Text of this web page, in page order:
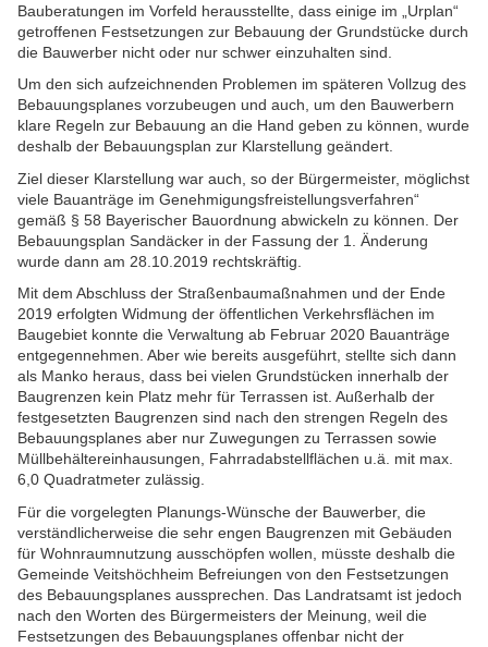
Bauberatungen im Vorfeld herausstellte, dass einige im „Urplan“
getroffenen Festsetzungen zur Bebauung der Grundstücke durch
die Bauwerber nicht oder nur schwer einzuhalten sind.
Um den sich aufzeichnenden Problemen im späteren Vollzug des
Bebauungsplanes vorzubeugen und auch, um den Bauwerbern
klare Regeln zur Bebauung an die Hand geben zu können, wurde
deshalb der Bebauungsplan zur Klarstellung geändert.
Ziel dieser Klarstellung war auch, so der Bürgermeister, möglichst
viele Bauanträge im Genehmigungsfreistellungsverfahren“
gemäß § 58 Bayerischer Bauordnung abwickeln zu können. Der
Bebauungsplan Sandäcker in der Fassung der 1. Änderung
wurde dann am 28.10.2019 rechtskräftig.
Mit dem Abschluss der Straßenbaumaßnahmen und der Ende
2019 erfolgten Widmung der öffentlichen Verkehrsflächen im
Baugebiet konnte die Verwaltung ab Februar 2020 Bauanträge
entgegennehmen. Aber wie bereits ausgeführt, stellte sich dann
als Manko heraus, dass bei vielen Grundstücken innerhalb der
Baugrenzen kein Platz mehr für Terrassen ist. Außerhalb der
festgesetzten Baugrenzen sind nach den strengen Regeln des
Bebauungsplanes aber nur Zuwegungen zu Terrassen sowie
Müllbehältereinhausungen, Fahrradabstellflächen u.ä. mit max.
6,0 Quadratmeter zulässig.
Für die vorgelegten Planungs-Wünsche der Bauwerber, die
verständlicherweise die sehr engen Baugrenzen mit Gebäuden
für Wohnraumnutzung ausschöpfen wollen, müsste deshalb die
Gemeinde Veitshöchheim Befreiungen von den Festsetzungen
des Bebauungsplanes aussprechen. Das Landratsamt ist jedoch
nach den Worten des Bürgermeisters der Meinung, weil die
Festsetzungen des Bebauungsplanes offenbar nicht der